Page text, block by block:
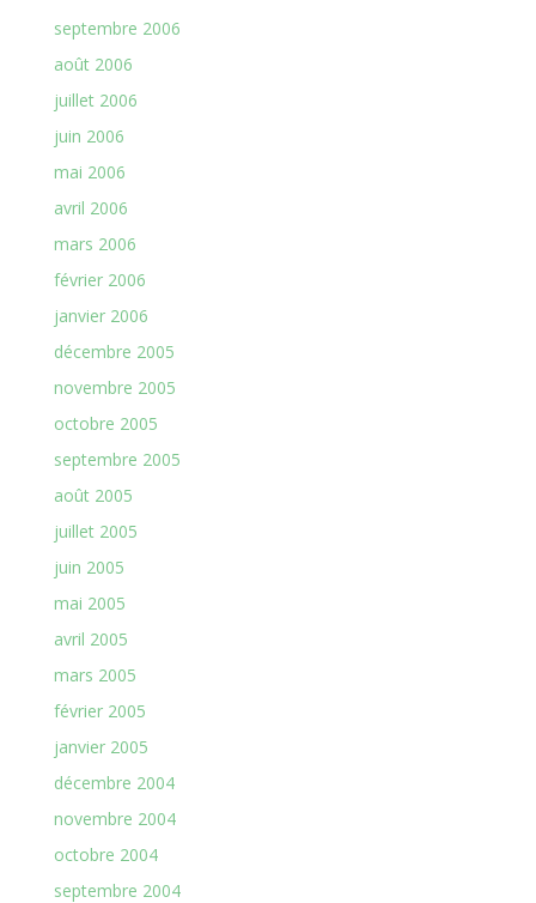
septembre 2006
août 2006
juillet 2006
juin 2006
mai 2006
avril 2006
mars 2006
février 2006
janvier 2006
décembre 2005
novembre 2005
octobre 2005
septembre 2005
août 2005
juillet 2005
juin 2005
mai 2005
avril 2005
mars 2005
février 2005
janvier 2005
décembre 2004
novembre 2004
octobre 2004
septembre 2004